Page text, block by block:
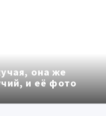
она же
и её фото